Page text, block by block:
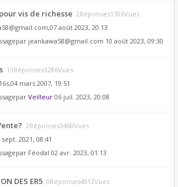
vis de richesse 2Réponses1706Vues
,07 août 2023, 20:13
jeankawa58@gmail.com 10 août 2023, 09:30
13Réponses3286Vues
,04 mars 2007, 19:51
Veilleur 06 juil. 2023, 20:08
2Réponses3460Vues
sept. 2021, 08:41
Féodal 02 avr. 2023, 01:13
DES ER5 0Réponses4012Vues